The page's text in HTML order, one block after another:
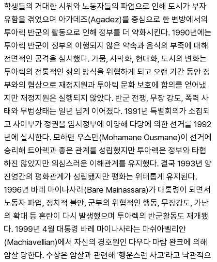
학생들의 거대한 시위와 노동자들의 파업으로 인해 도시가 부자
유함을 겪었으며 아가데즈(Agadez)를 중심으로 한 변방에서의
투아렉 반군의 활동으로 인해 정부를 더 약화시킨다. 1990년에는
투아렉 반군이 정부의 이행되지 않은 약속과 음식의 부족에 대해
전면적인 공격을 실시했다. 가뭄, 사막화, 현대화, 도시의 변화는
투아렉의 전통적인 삶의 방식을 위협하게 되고 오랜 기간 동안 정
부와의 협상으로 재정지원과 투아렉 문화 보호에 합의를 얻어냈
지만 재정지원은 실행되지 않았다. 반군 전쟁, 무장 강도, 폭력 사
태와 무법상태는 일년 넘게 이어졌다. 1991년 특별회의가 소집되
고 사이부가 정권을 임시정부에 이양해 다당에 의한 선거를 1992
년에 실시한다. 모하맨 우스만(Mohamane Ousmane)이 선거에
승리해 트아렉과 좋은 관계를 성립했지만 투아렉은 정부와 타협
하진 않았지만 의심스러운 이해관계를 유지했다. 결국 1993년 양
진영간의 평화관계가 성립됐지만 평화는 위태롭게 유지된다.
1996년 바레 마이나사라(Bare Mainassara)가 대통령이 되면서
노동자 파업, 정치적 불안, 군부의 위협적인 행동, 무장강도, 가난
의 확대 등 혼란이 다시 발생했으며 투아렉의 반군활동도 재개됐
다. 1999년 4월 대통령 바레 마이나사라는 마쉬아벨리안
(Machiavellian)에서 자신의 경호원인 다우다 마람 완크에 의해
암살 당한다. 수상은 암살과 관련해 '행운스런 사고'라고 낙관적으